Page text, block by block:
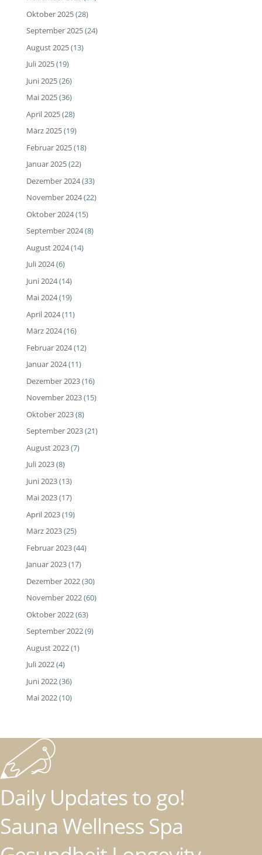
Oktober 2025(28)
September 2025(24)
August 2025(13)
Juli 2025(19)
Juni 2025(26)
Mai 2025(36)
April 2025(28)
März 2025(19)
Februar 2025(18)
Januar 2025(22)
Dezember 2024(33)
November 2024(22)
Oktober 2024(15)
September 2024(8)
August 2024(14)
Juli 2024(6)
Juni 2024(14)
Mai 2024(19)
April 2024(11)
März 2024(16)
Februar 2024(12)
Januar 2024(11)
Dezember 2023(16)
November 2023(15)
Oktober 2023(8)
September 2023(21)
August 2023(7)
Juli 2023(8)
Juni 2023(13)
Mai 2023(17)
April 2023(19)
März 2023(25)
Februar 2023(44)
Januar 2023(17)
Dezember 2022(30)
November 2022(60)
Oktober 2022(63)
September 2022(9)
August 2022(1)
Juli 2022(4)
Juni 2022(36)
Mai 2022(10)
Daily Updates to go!
Sauna Wellness Spa